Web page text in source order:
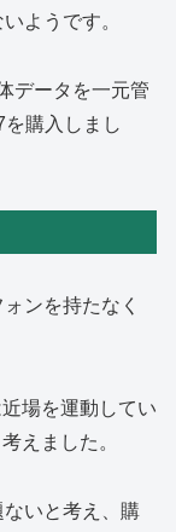
ようです。
データを一元管
購入しまし
ンを持たなく
場を運動してい
えました。
いと考え、購